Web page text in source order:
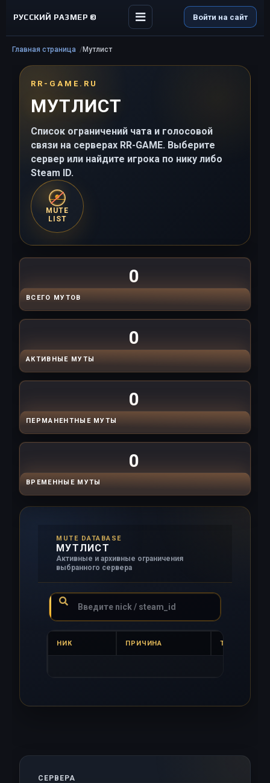
РУССКИЙ РАЗМЕР © Войти на сайт
Главная страница Мутлист
СЕРВЕРА
RR-GAME.RU
МУТЛИСТ
Список ограничений чата и голосовой
связи на серверах RR-GAME. Выберите
сервер или найдите игрока по нику либо
Steam ID.
MUTE
LIST
0
ВСЕГО МУТОВ
0
АКТИВНЫЕ МУТЫ
0
ПЕРМАНЕНТНЫЕ МУТЫ
0
ВРЕМЕННЫЕ МУТЫ
MUTE DATABASE
МУТЛИСТ
Активные и архивные ограничения
выбранного сервера
НИК ПРИЧИНА ТИП